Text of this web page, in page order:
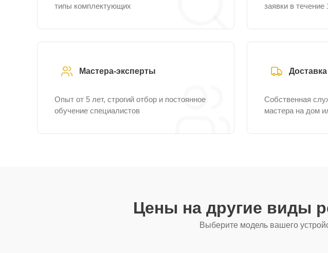
типы комплектующих
заявки в течение
Мастера-эксперты
Опыт от 5 лет, строгий отбор и постоянное
обучение специалистов
Собственная
мастера на дом
Цены на другие виды
Выберите модель вашего